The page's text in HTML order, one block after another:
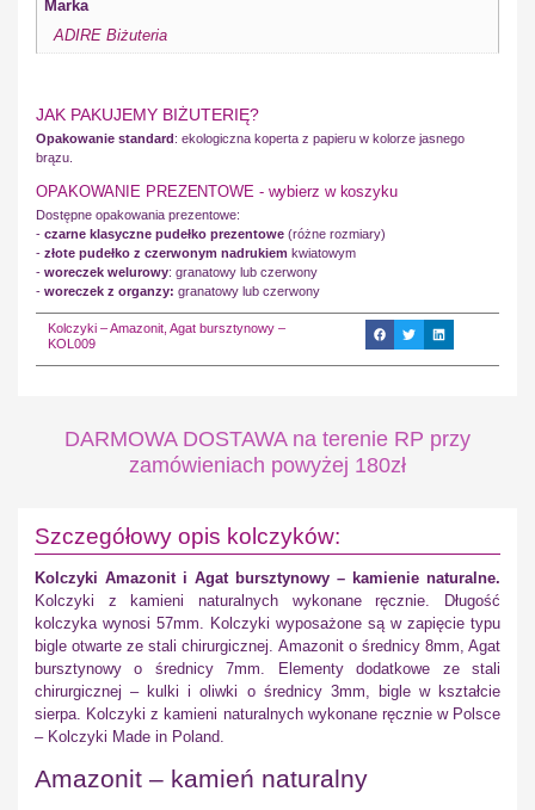
Marka
ADIRE Biżuteria
JAK PAKUJEMY BIŻUTERIĘ?
Opakowanie standard: ekologiczna koperta z papieru w kolorze jasnego
brązu.
OPAKOWANIE PREZENTOWE - wybierz w koszyku
Dostępne opakowania prezentowe:
- czarne klasyczne pudełko prezentowe (różne rozmiary)
- złote pudełko z czerwonym nadrukiem kwiatowym
- woreczek welurowy: granatowy lub czerwony
- woreczek z organzy: granatowy lub czerwony
Kolczyki – Amazonit, Agat bursztynowy –
KOL009
DARMOWA DOSTAWA na terenie RP przy
zamówieniach powyżej 180zł
Szczegółowy opis kolczyków:
Kolczyki Amazonit i Agat bursztynowy – kamienie naturalne.
Kolczyki z kamieni naturalnych wykonane ręcznie. Długość
kolczyka wynosi 57mm. Kolczyki wyposażone są w zapięcie typu
bigle otwarte ze stali chirurgicznej. Amazonit o średnicy 8mm, Agat
bursztynowy o średnicy 7mm. Elementy dodatkowe ze stali
chirurgicznej – kulki i oliwki o średnicy 3mm, bigle w kształcie
sierpa. Kolczyki z kamieni naturalnych wykonane ręcznie w Polsce
– Kolczyki Made in Poland.
Amazonit – kamień naturalny